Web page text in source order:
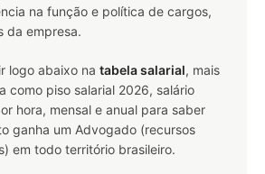
na função e política de cargos,
da empresa.
logo abaixo na tabela salarial, mais
como piso salarial 2026, salário
hora, mensal e anual para saber
ganha um Advogado (recursos
em todo território brasileiro.